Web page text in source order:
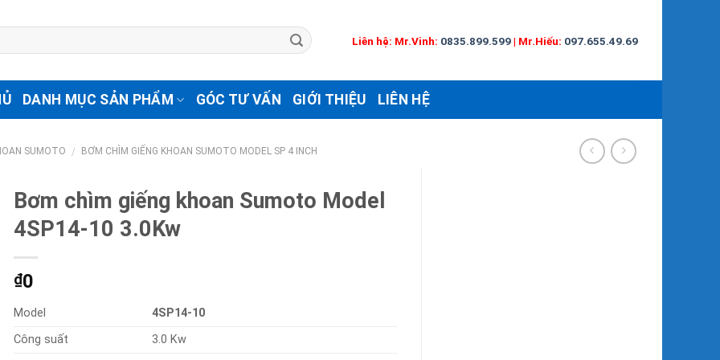
Liên hệ: Mr.Vinh: 0835.899.599| Mr.Hiếu: 097.655.49.69
DANH MỤC SẢN PHẨM GÓC TƯ VẤN GIỚI THIỆU LIÊN HỆ
SUMOTO / BƠM CHÌM GIẾNG KHOAN SUMOTO MODEL SP 4 INCH
Bơm chìm giếng khoan Sumoto Model
4SP14-10 3.0Kw
₫0
Model
4SP14-10
Công suất
3.0 Kw